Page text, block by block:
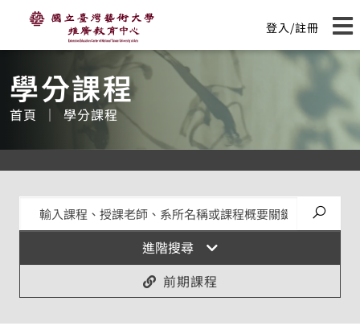
內
容
國立臺灣藝術大學推廣教育中心
登入/註冊
展
:::
學分課程
首頁 學分課程
送出搜
進階搜尋
前期課程